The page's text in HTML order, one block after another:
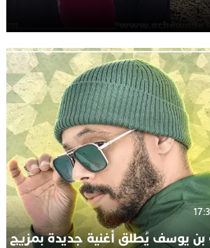
يوسف يُطلق أغنية جديدة بمزيج